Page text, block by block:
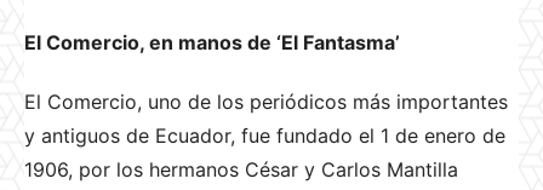
El Comercio, en manos de ‘El Fantasma’
El Comercio, uno de los periódicos más importantes
y antiguos de Ecuador, fue fundado el 1 de enero de
1906,​ por los hermanos César y Carlos Mantilla